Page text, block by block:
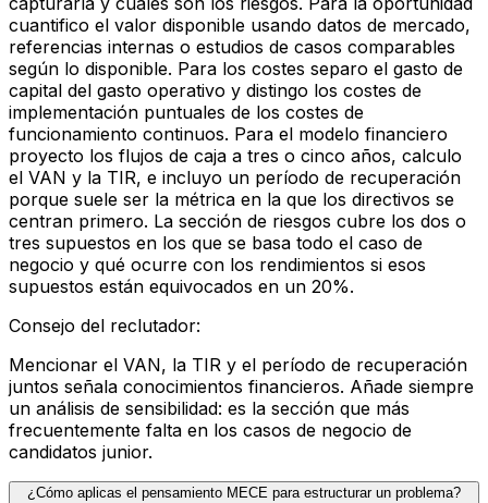
cuantifico el valor disponible usando datos de mercado,
referencias internas o estudios de casos comparables
según lo disponible. Para los costes separo el gasto de
capital del gasto operativo y distingo los costes de
implementación puntuales de los costes de
funcionamiento continuos. Para el modelo financiero
proyecto los flujos de caja a tres o cinco años, calculo
el VAN y la TIR, e incluyo un período de recuperación
porque suele ser la métrica en la que los directivos se
centran primero. La sección de riesgos cubre los dos o
tres supuestos en los que se basa todo el caso de
negocio y qué ocurre con los rendimientos si esos
supuestos están equivocados en un 20%.
Consejo del reclutador:
Mencionar el VAN, la TIR y el período de recuperación
juntos señala conocimientos financieros. Añade siempre
un análisis de sensibilidad: es la sección que más
frecuentemente falta en los casos de negocio de
candidatos junior.
¿Cómo aplicas el pensamiento MECE para estructurar un problema?